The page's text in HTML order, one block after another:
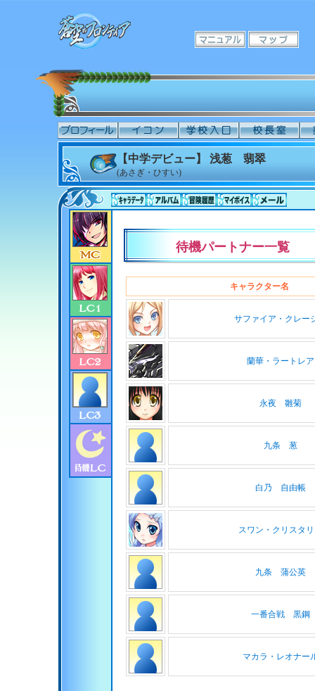
【中学デビュー】 浅葱 翡翠
(あさぎ・ひすい)
待機パートナー一覧
キャラクター名
サファイア・クレー
蘭華・ラートレア
永夜 雛菊
九条 葱
白乃 自由帳
スワン・クリスタ
九条 蒲公英
一番合戦 黒鋼
マカラ・レオナー